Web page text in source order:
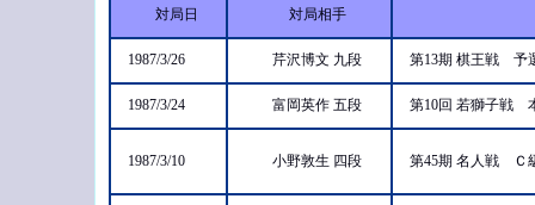
対局日 対局相手
1987/3/26 芹沢博文 九段 第13期 棋王戦
1987/3/24 富岡英作 五段 第10回 若獅子戦
1987/3/10 小野敦生 四段 第45期 名人戦 Ｃ